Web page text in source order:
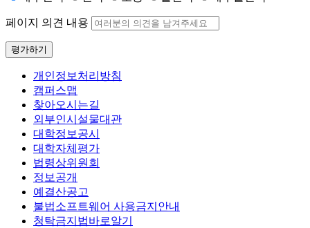
페이지 의견 내용
평가하기
개인정보처리방침
캠퍼스맵
찾아오시는길
외부인시설물대관
대학정보공시
대학자체평가
법령상위원회
정보공개
예결산공고
불법소프트웨어 사용금지안내
청탁금지법바로알기